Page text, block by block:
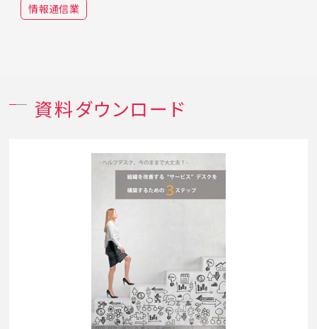
情報通信業
資料ダウンロード